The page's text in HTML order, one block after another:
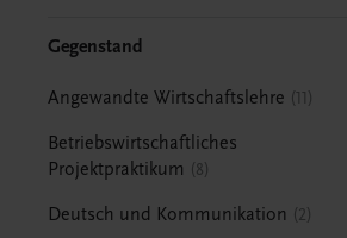
Gegenstand
Angewandte Wirtschaftslehre 11
Betriebswirtschaftliches
Projektpraktikum
8
Deutsch und Kommunikation 2